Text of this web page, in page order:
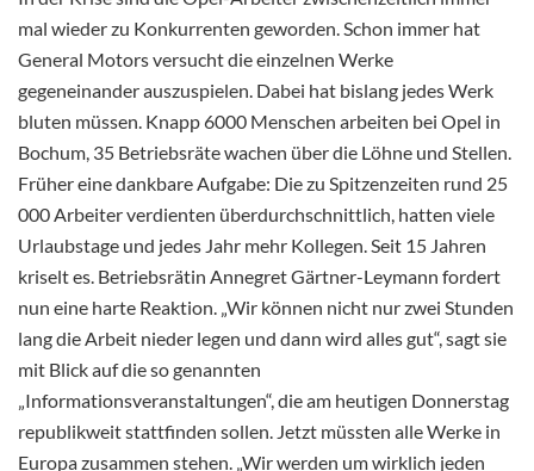
mal wieder zu Konkurrenten geworden. Schon immer hat
General Motors versucht die einzelnen Werke
gegeneinander auszuspielen. Dabei hat bislang jedes Werk
bluten müssen. Knapp 6000 Menschen arbeiten bei Opel in
Bochum, 35 Betriebsräte wachen über die Löhne und Stellen.
Früher eine dankbare Aufgabe: Die zu Spitzenzeiten rund 25
000 Arbeiter verdienten überdurchschnittlich, hatten viele
Urlaubstage und jedes Jahr mehr Kollegen. Seit 15 Jahren
kriselt es. Betriebsrätin Annegret Gärtner-Leymann fordert
nun eine harte Reaktion. „Wir können nicht nur zwei Stunden
lang die Arbeit nieder legen und dann wird alles gut“, sagt sie
mit Blick auf die so genannten
„Informationsveranstaltungen“, die am heutigen Donnerstag
republikweit stattfinden sollen. Jetzt müssten alle Werke in
Europa zusammen stehen. „Wir werden um wirklich jeden